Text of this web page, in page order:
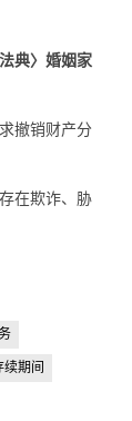
典〉婚姻家
撤销财产分
在欺诈、胁
期间